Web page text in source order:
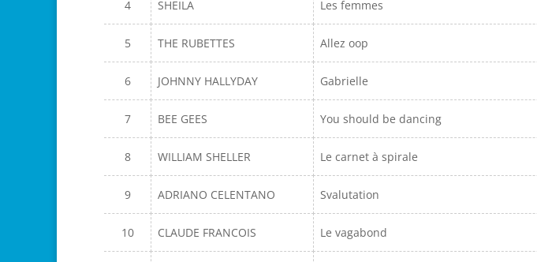
4 SHEILA Les femmes
5 THE RUBETTES Allez oop
6 JOHNNY HALLYDAY Gabrielle
7 BEE GEES You should be dancing
8 WILLIAM SHELLER Le carnet à spirale
9 ADRIANO CELENTANO Svalutation
10 CLAUDE FRANCOIS Le vagabond